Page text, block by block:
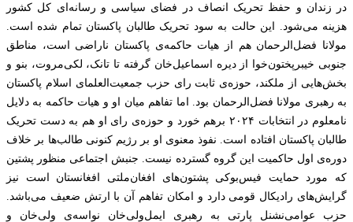
در زندان و حفظ تحریک انصاف در فضای سیاسی و رسانه‌ای کل کشور
هزینه می‌شود. این حالت به سود تحریک طالبان پاکستان تمام شده است.
مولانا فضل‌الرحمان هم از هیات حاکمه‌ی پاکستان ناراضی است، مناطق
جنوبی خیبرپختون‌خوا از دیره اسماعیل‌خان گرفته تا تانک، لکی‌مروت، بنو و
بخش‌هایی از ملکند، حوزه‌ی ثابت رای حزب جمعیت‌العلمای اسلام پاکستان
به رهبری مولانا فضل‌الرحمان بود. اما تفاهم میان او و هیات حاکمه به دلایل
نامعلوم در انتخابات ۲۰۲۴ برهم خورد و‌ حوزه‌ی رای او هم به دست تحریک
طالبان پاکستان افتاده است. نفوذ معنوی او بر رژیم کنونی طالب‌ها بر خلاف
دوره‌ی اول حاکمیت این گروه گسترده نیست. جنبش اجتماعی منظور پشتین
که مورد حمایت فیس‌بوکی پشتون‌های افغان‌ملتی افغانستان است نیز
گرایش‌های رادیکال قومی دارد و امکان تفاهم آن با ارتش ضعیف می‌باشد.
حزب عوامی‌نشنل پارتی به رهبری ایمل‌ولی‌خان نواسه‌ی ولی‌خان و